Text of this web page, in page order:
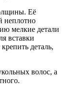
Её
неплотно
мелкие детали
вставки
деталь,
волос, а